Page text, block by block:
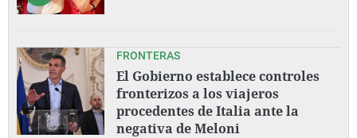
FRONTERAS
El Gobierno establece controles
fronterizos a los viajeros
procedentes de Italia ante la
negativa de Meloni